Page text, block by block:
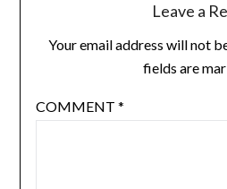
Leave a
Your email address will not
fields are
COMMENT *